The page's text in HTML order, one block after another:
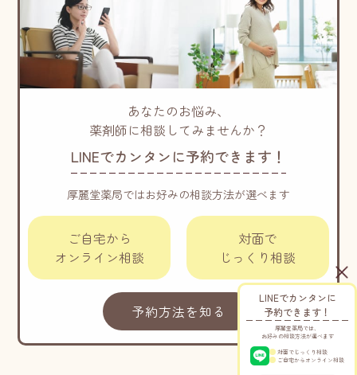
LINEでカンタンに
予約できます！
厚麗堂薬局では、
お好みの相談方法が選べます
対面でじっくり相談
ご自宅からオンライン相談
あなたのお悩み、
薬剤師に相談してみませんか？
LINEでカンタンに予約できます！
厚麗堂薬局ではお好みの相談方法が選べます
ご自宅から
オンライン相談
対面で
じっくり相談
予約方法を知る